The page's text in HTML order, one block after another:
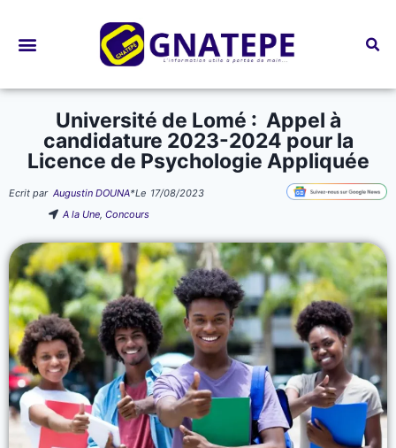
Université de Lomé : Appel à
candidature 2023-2024 pour la
Licence de Psychologie Appliquée
Ecrit par Augustin DOUNA*Le 17/08/2023
A la Une,Concours